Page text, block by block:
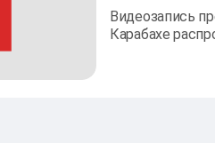
Видеозапись
Карабахе